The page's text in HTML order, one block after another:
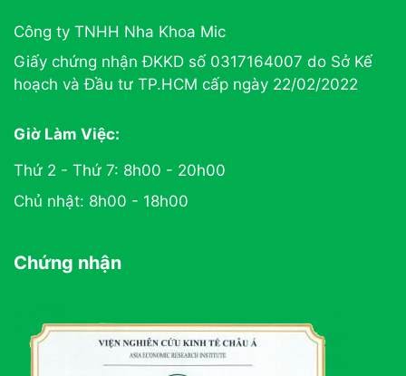
Công ty TNHH Nha Khoa Mic
Giấy chứng nhận ĐKKD số 0317164007 do Sở Kế
hoạch và Đầu tư TP.HCM cấp ngày 22/02/2022
Giờ Làm Việc:
Thứ 2 - Thứ 7: 8h00 - 20h00
Chủ nhật: 8h00 - 18h00
Chứng nhận